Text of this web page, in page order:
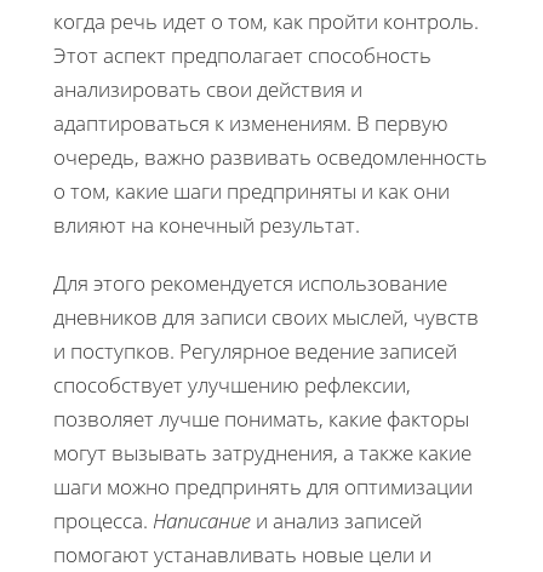
когда речь идет о том, как пройти контроль.
Этот аспект предполагает способность
анализировать свои действия и
адаптироваться к изменениям. В первую
очередь, важно развивать осведомленность
о том, какие шаги предприняты и как они
влияют на конечный результат.
Для этого рекомендуется использование
дневников для записи своих мыслей, чувств
и поступков. Регулярное ведение записей
способствует улучшению рефлексии,
позволяет лучше понимать, какие факторы
могут вызывать затруднения, а также какие
шаги можно предпринять для оптимизации
процесса. Написание и анализ записей
помогают устанавливать новые цели и